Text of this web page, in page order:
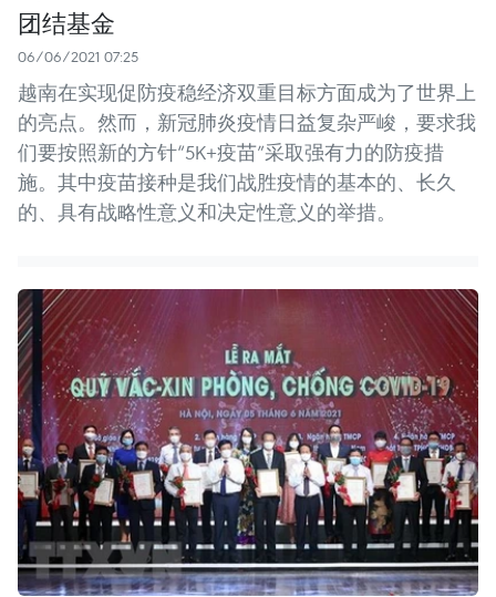
团结基金
06/06/2021 07:25
越南在实现促防疫稳经济双重目标方面成为了世界上
的亮点。然而，新冠肺炎疫情日益复杂严峻，要求我
们要按照新的方针“5K+疫苗”采取强有力的防疫措
施。其中疫苗接种是我们战胜疫情的基本的、长久
的、具有战略性意义和决定性意义的举措。